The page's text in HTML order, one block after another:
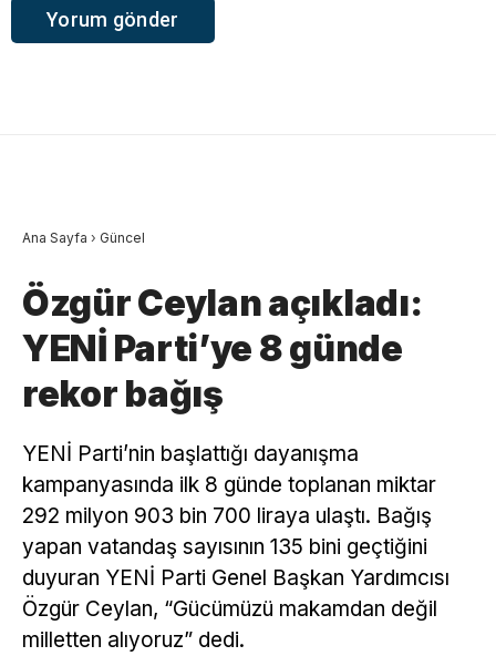
Ana Sayfa › Güncel
Özgür Ceylan açıkladı:
YENİ Parti’ye 8 günde
rekor bağış
YENİ Parti’nin başlattığı dayanışma
kampanyasında ilk 8 günde toplanan miktar
292 milyon 903 bin 700 liraya ulaştı. Bağış
yapan vatandaş sayısının 135 bini geçtiğini
duyuran YENİ Parti Genel Başkan Yardımcısı
Özgür Ceylan, “Gücümüzü makamdan değil
milletten alıyoruz” dedi.